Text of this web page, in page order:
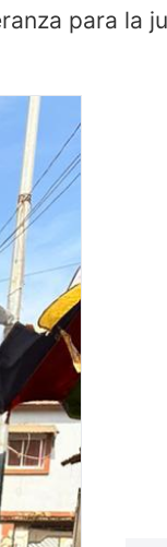
para la